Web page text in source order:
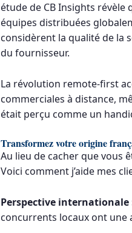
étude de CB Insights révèle
équipes distribuées
considèrent la qualité de la
du fournisseur.
La révolution remote-first
commerciales à distance,
était perçu comme un
Transformez votre origine
Au lieu de cacher que vous
Voici comment j’aide mes
Perspective internationale
concurrents locaux ont une